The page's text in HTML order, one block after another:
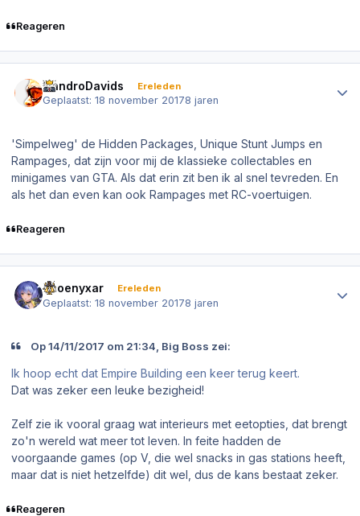
Reageren
NandroDavids Ereleden
Geplaatst:18 november 20178 jaren
'Simpelweg' de Hidden Packages, Unique Stunt Jumps en
Rampages, dat zijn voor mij de klassieke collectables en
minigames van GTA. Als dat erin zit ben ik al snel tevreden. En
als het dan even kan ook Rampages met RC-voertuigen.
Reageren
Phoenyxar Ereleden
Geplaatst:18 november 20178 jaren
Op ‎14‎/‎11‎/‎2017 om 21:34, Big Boss zei:
Ik hoop echt dat Empire Building een keer terug keert.
Dat was zeker een leuke bezigheid!
Zelf zie ik vooral graag wat interieurs met eetopties, dat brengt
zo'n wereld wat meer tot leven. In feite hadden de
voorgaande games (op V, die wel snacks in gas stations heeft,
maar dat is niet hetzelfde) dit wel, dus de kans bestaat zeker.
Reageren